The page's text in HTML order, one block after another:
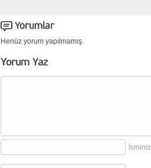
Yorumlar
Henüz yorum yapılmamış.
Yorum Yaz
İsminiz